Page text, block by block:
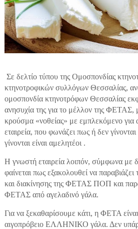
Σε δελτίο τύπου της Ομοσπονδίας
κτηνοτροφικών συλλόγων Θεσσαλίας,
ομοσπονδία κτηνοτρόφων Θεσσαλίας
ανησυχία της για το μέλλον της ΦΕΤΑΣ,
κρούσμα «νοθείας» με εμπλεκόμενο
εταιρεία, που φωνάζει πως ή δεν
γίνονται είναι αμελητέοι .
H γνωστή εταιρεία λοιπόν, σύμφωνα με
φαίνεται πως εξακολουθεί να
και διακίνησης της ΦΕΤΑΣ ΠΟΠ και
ΦΕΤΑΣ από αγελαδινό γάλα.
Για να ξεκαθαρίσουμε κάτι, η ΦΕΤΑ είναι
αιγοπρόβειο ΕΛΛΗΝΙΚΟ γάλα. Δεν